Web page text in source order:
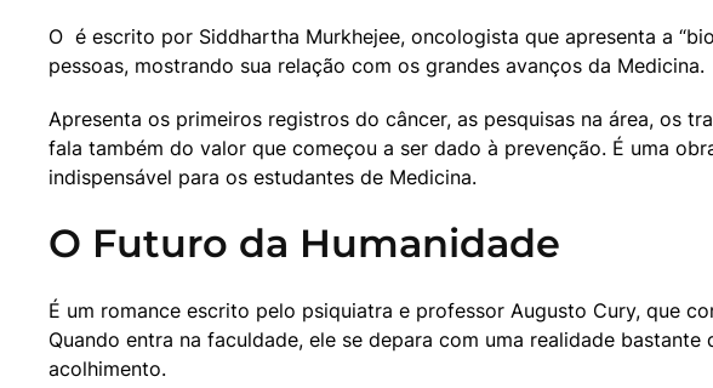
O é escrito por Siddhartha Murkhejee, oncologista que apresenta a
pessoas, mostrando sua relação com os grandes avanços da Medicina.
Apresenta os primeiros registros do câncer, as pesquisas na área, os
fala também do valor que começou a ser dado à prevenção. É uma
indispensável para os estudantes de Medicina.
O Futuro da Humanidade
É um romance escrito pelo psiquiatra e professor Augusto Cury, que
Quando entra na faculdade, ele se depara com uma realidade
acolhimento.